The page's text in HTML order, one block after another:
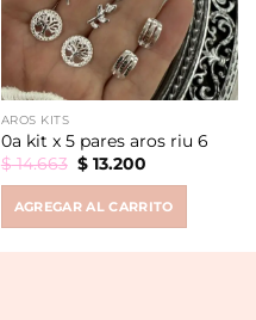
AROS KITS
0a kit x 5 pares aros riu 6
$14.663 Original
price
$ 14.663.
$13.200Current
$ 13.200.
AGREGAR AL CARRITO